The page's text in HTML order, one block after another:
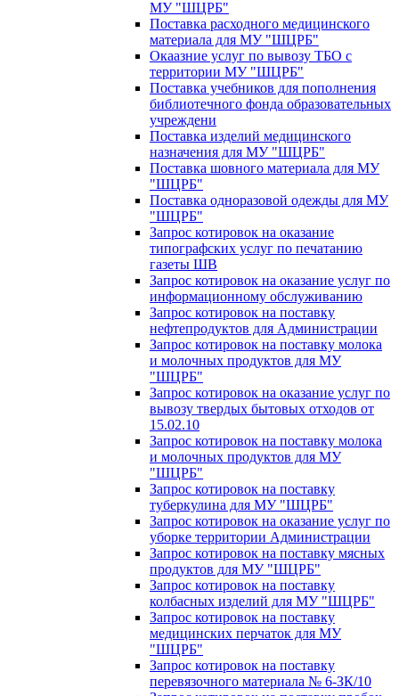
МУ "ШЦРБ"
Поставка расходного медицинского
материала для МУ "ШЦРБ"
Окаазние услуг по вывозу ТБО с
территории МУ "ШЦРБ"
Поставка учебников для пополнения
библиотечного фонда образовательных
учреждени
Поставка изделий медицинского
назначения для МУ "ШЦРБ"
Поставка шовного материала для МУ
"ШЦРБ"
Поставка одноразовой одежды для МУ
"ШЦРБ"
Запрос котировок на оказание
типографских услуг по печатанию
газеты ШВ
Запрос котировок на оказание услуг по
информационному обслуживанию
Запрос котировок на поставку
нефтепродуктов для Администрации
Запрос котировок на поставку молока
и молочных продуктов для МУ
"ШЦРБ"
Запрос котировок на оказание услуг по
вывозу твердых бытовых отходов от
15.02.10
Запрос котировок на поставку молока
и молочных продуктов для МУ
"ШЦРБ"
Запрос котировок на поставку
туберкулина для МУ "ШЦРБ"
Запрос котировок на оказание услуг по
уборке территории Администрации
Запрос котировок на поставку мясных
продуктов для МУ "ШЦРБ"
Запрос котировок на поставку
колбасных изделий для МУ "ШЦРБ"
Запрос котировок на поставку
медицинских перчаток для МУ
"ШЦРБ"
Запрос котировок на поставку
перевязочного материала № 6-ЗК/10